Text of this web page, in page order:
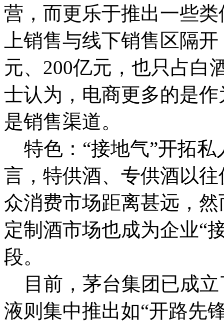
营，而更乐于推出一些
上销售与线下销售区隔
元、200亿元，也只占白
士认为，电商更多的是
是销售渠道。
特色：“接地气”开拓私
言，特供酒、专供酒以
众消费市场距离甚远，
定制酒市场也成为企业“
段。
目前，茅台集团已成立
液则集中推出如“开路先